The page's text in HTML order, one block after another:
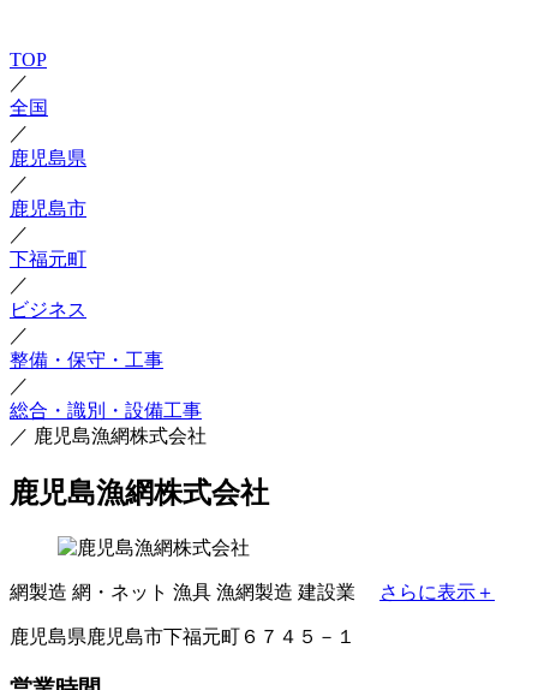
TOP
／
全国
／
鹿児島県
／
鹿児島市
／
下福元町
／
ビジネス
／
整備・保守・工事
／
総合・識別・設備工事
／ 鹿児島漁網株式会社
鹿児島漁網株式会社
網製造 網・ネット 漁具 漁網製造 建設業 さらに表示＋
鹿児島県鹿児島市下福元町６７４５－１